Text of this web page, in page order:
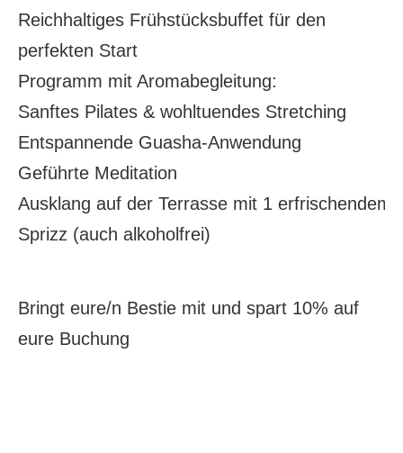
Reichhaltiges Frühstücksbuffet für den
perfekten Start
Programm mit Aromabegleitung:
Sanftes Pilates & wohltuendes Stretching
Entspannende Guasha-Anwendung
Geführte Meditation
Ausklang auf der Terrasse mit 1 erfrischendem
Sprizz (auch alkoholfrei)
Bringt eure/n Bestie mit und spart 10% auf
eure Buchung